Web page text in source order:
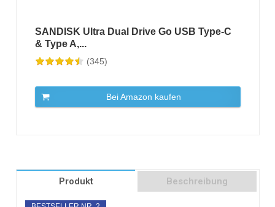
SANDISK Ultra Dual Drive Go USB Type-C
& Type A,...
(345)
Bei Amazon kaufen
Produkt Beschreibung